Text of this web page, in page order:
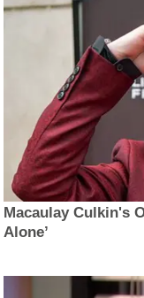
Macaulay Culkin's
Alone’